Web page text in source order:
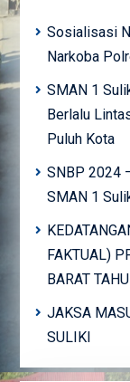
Sosialisasi
Narkoba
SMAN 1
Berlalu
Puluh Kota
SNBP 2024
SMAN 1
FAKTUAL)
BARAT
JAKSA
SULIKI